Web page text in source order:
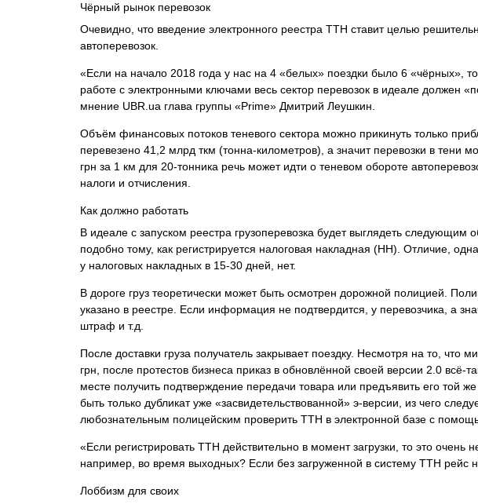
Чёрный рынок перевозок
Очевидно, что введение электронного реестра ТТН ставит целью
автоперевозок.
«Если на начало 2018 года у нас на 4 «белых» поездки было 6 «чёрных»,
работе с электронными ключами весь сектор перевозок в идеале должен
мнение UBR.ua глава группы «Prime» Дмитрий Леушкин.
Объём финансовых потоков теневого сектора можно прикинуть только
перевезено 41,2 млрд ткм (тонна-километров), а значит перевозки в тени
грн за 1 км для 20-тонника речь может идти о теневом обороте
налоги и отчисления.
Как должно работать
В идеале с запуском реестра грузоперевозка будет выглядеть
подобно тому, как регистрируется налоговая накладная (НН). Отличие,
у налоговых накладных в 15-30 дней, нет.
В дороге груз теоретически может быть осмотрен дорожной полицией.
указано в реестре. Если информация не подтвердится, у перевозчика, а
штраф и т.д.
После доставки груза получатель закрывает поездку. Несмотря на то, что
грн, после протестов бизнеса приказ в обновлённой своей версии 2.0
месте получить подтверждение передачи товара или предъявить его той
быть только дубликат уже «засвидетельствованной» э-версии, из чего
любознательным полицейским проверить ТТН в электронной базе с
«Если регистрировать ТТН действительно в момент загрузки, то это очень
например, во время выходных? Если без загруженной в систему ТТН рейс
Лоббизм для своих